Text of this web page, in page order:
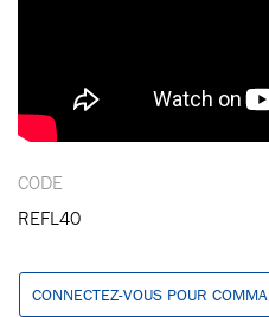
CODE
REFL40
CONNECTEZ-VOUS POUR